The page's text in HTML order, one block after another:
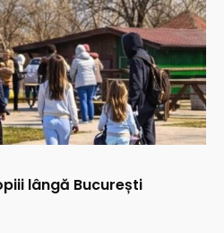
lângă București